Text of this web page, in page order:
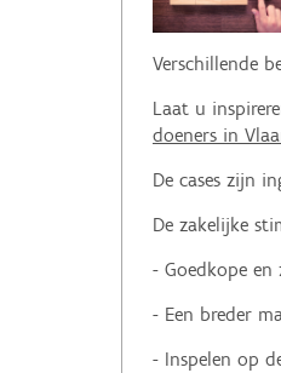
Verschillende
Laat u
doeners in
De cases zijn
De zakelijke
- Goedkope en
- Een breder
- Inspelen op